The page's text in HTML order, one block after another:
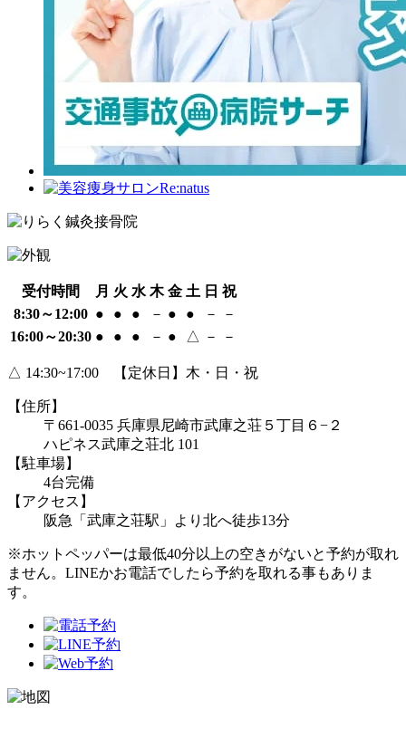
受付時間 月 火 水 木 金 土 日 祝
8:30～12:00 ● ● ● － ● ● －
－
16:00～20:30 ● ● ● － ● △ － －
△ 14:30~17:00 【定休日】木・日・祝
【住所】
〒661-0035 兵庫県尼崎市武庫之荘５丁目６−２
ハピネス武庫之荘北 101
【駐車場】
4台完備
【アクセス】
阪急「武庫之荘駅」より北へ徒歩13分
※ホットペッパーは最低40分以上の空きがないと予約が取れ
ません。LINEかお電話でしたら予約を取れる事もありま
す。